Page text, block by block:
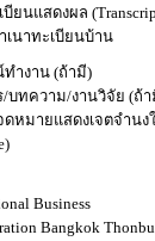
ยนแสดงผล
เนาทะเบียนบ้าน
ำงาน (ถ้ามี)
/บทความ/งานวิจัย (ถ้
หมายแสดงเจตจำน
Business
Bangkok